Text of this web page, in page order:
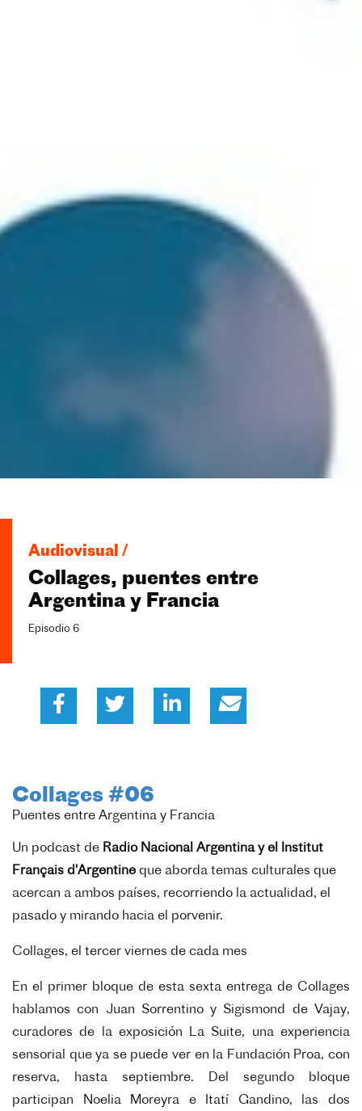
Audiovisual /
Collages, puentes entre
Argentina y Francia
Episodio 6
Collages #06
Puentes entre Argentina y Francia
Un podcast de Radio Nacional Argentina y el Institut
Français d'Argentine que aborda temas culturales que
acercan a ambos países, recorriendo la actualidad, el
pasado y mirando hacia el porvenir.
Collages, el tercer viernes de cada mes
En el primer bloque de esta sexta entrega de Collages
hablamos con Juan Sorrentino y Sigismond de Vajay,
curadores de la exposición La Suite, una experiencia
sensorial que ya se puede ver en la Fundación Proa, con
reserva, hasta septiembre. Del segundo bloque
participan Noelia Moreyra e Itatí Gandino, las dos